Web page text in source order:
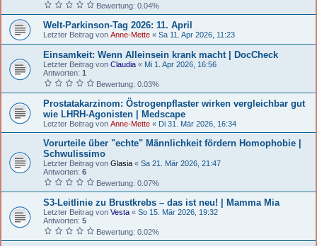
Bewertung: 0.04%
Welt-Parkinson-Tag 2026: 11. April
Letzter Beitrag von Anne-Mette « Sa 11. Apr 2026, 11:23
Einsamkeit: Wenn Alleinsein krank macht | DocCheck
Letzter Beitrag von Claudia « Mi 1. Apr 2026, 16:56
Antworten: 1
Bewertung: 0.03%
Prostatakarzinom: Östrogenpflaster wirken vergleichbar gut
wie LHRH-Agonisten | Medscape
Letzter Beitrag von Anne-Mette « Di 31. Mär 2026, 16:34
Vorurteile über "echte" Männlichkeit fördern Homophobie |
Schwulissimo
Letzter Beitrag von Glasia « Sa 21. Mär 2026, 21:47
Antworten: 6
Bewertung: 0.07%
S3-Leitlinie zu Brustkrebs – das ist neu! | Mamma Mia
Letzter Beitrag von Vesta « So 15. Mär 2026, 19:32
Antworten: 5
Bewertung: 0.02%